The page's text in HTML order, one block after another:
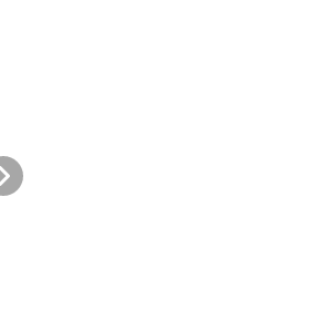
Next